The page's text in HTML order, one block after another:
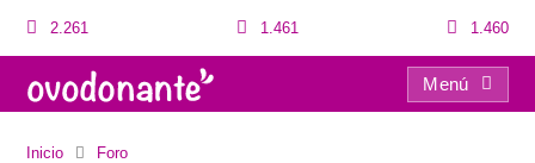
2.261 1.461 1.460
Menú
Inicio Foro